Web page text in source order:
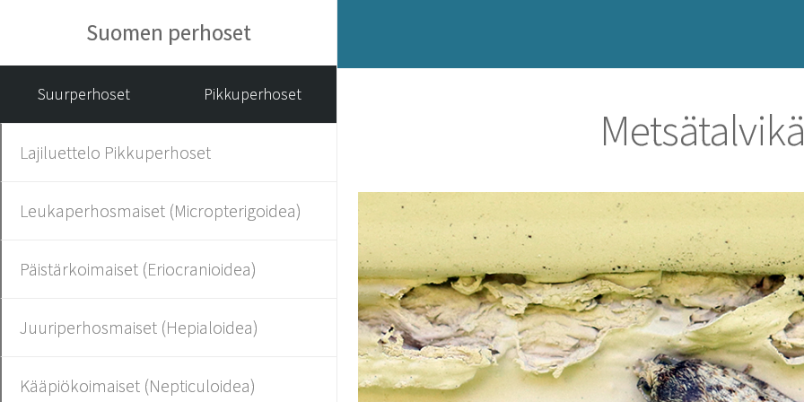
Suomen perhoset
Suurperhoset Pikkuperhoset
Lajiluettelo Pikkuperhoset
Leukaperhosmaiset (Micropterigoidea)
Päistärkoimaiset (Eriocranioidea)
Juuriperhosmaiset (Hepialoidea)
Kääpiökoimaiset (Nepticuloidea)